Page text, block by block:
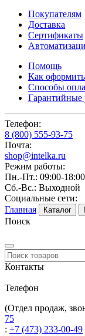
Покупателям
Доставка
Сертификаты
Помощь
Как оформить
Способы
Гарантийные
Телефон:
8 (800) 555-93-75
Почта:
shop@intelka.ru
Режим работы:
Пн.-Пт.: 09:00-18:00
Сб.-Вс.: Выходной
Социальные сети:
Главная
Каталог
Поиск
Контакты
Телефон
(Отдел продаж,
75
: +7 (473) 233-00-49